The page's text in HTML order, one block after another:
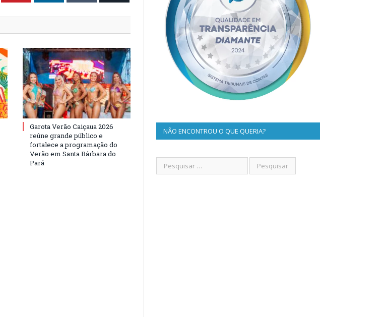
Garota Verão Caiçaua 2026
reúne grande público e
fortalece a programação do
Verão em Santa Bárbara do
Pará
NÃO ENCONTROU O QUE QUERIA?